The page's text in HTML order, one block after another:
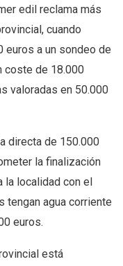
edil reclama más
cuando
euros a un sondeo de
coste de 18.000
valoradas en 50.000
directa de 150.000
la finalización
la localidad con el
tengan agua corriente
euros.
está